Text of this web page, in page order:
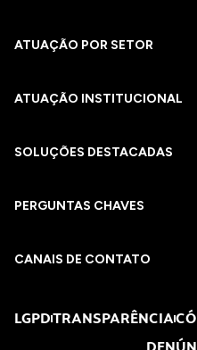
ATUAÇÃO POR SETOR
ATUAÇÃO INSTITUCIONAL
SOLUÇÕES DESTACADAS
PERGUNTAS CHAVES​
CANAIS DE CONTATO
LGPDTRANSPARÊNCIA